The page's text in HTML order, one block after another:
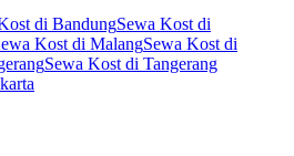
di BandungSewa Kost di
Kost di MalangSewa Kost di
Sewa Kost di Tangerang